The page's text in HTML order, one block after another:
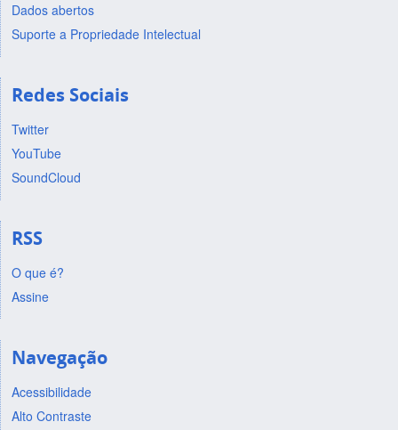
Dados abertos
Suporte a Propriedade Intelectual
Redes Sociais
Twitter
YouTube
SoundCloud
RSS
O que é?
Assine
Navegação
Acessibilidade
Alto Contraste